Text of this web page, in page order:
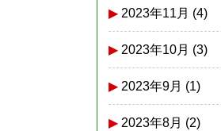
2023年11月 (4)
2023年10月 (3)
2023年9月 (1)
2023年8月 (2)